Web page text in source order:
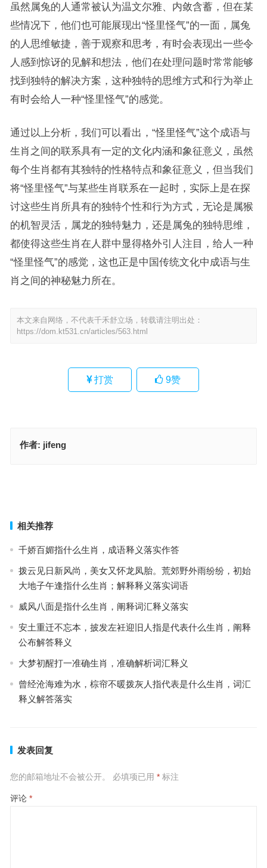
虽然属兔的人通常被认为温文尔雅、内敛含蓄，但在某
些情况下，他们也可能展现出“怪里怪气”的一面，属兔
的人思维敏捷，善于观察和思考，有时会表现出一些令
人感到惊讶的见解和想法，他们在处理问题时常常能够
找到独特的解决方案，这种独特的思维方式和行为举止
有时会给人一种“怪里怪气”的感觉。
通过以上分析，我们可以看出，“怪里怪气”这个成语与
生肖之间的联系具有一定的文化内涵和象征意义，虽然
每个生肖都有其独特的性格特点和象征意义，但当我们
将“怪里怪气”与某些生肖联系在一起时，实际上是在探
讨这些生肖所具有的独特个性和行为方式，无论是属猴
的机智灵活，属龙的独特魅力，还是属兔的独特思维，
都使得这些生肖在人群中显得格外引人注目，给人一种
“怪里怪气”的感觉，这也正是中国传统文化中成语与生
肖之间的神秘魅力所在。
本文来自网络，不代表千禾舒立场，转载请注明出处：
https://dom.kt531.cn/articles/563.html
打赏 9赞
作者: jifeng
相关推荐
千娇百媚指什么生肖，成语释义落实作答
拨云见日新风尚，美女又怀龙凤胎。荒郊野外雨纷纷，初始
大地子午逢指什么生肖；解释释义落实词语
威风八面是指什么生肖，阐释词汇释义落实
安土重迁不忘本，披发左衽迎旧人指是代表什么生肖，阐释
公布解答释义
大梦初醒打一准确生肖，准确解析词汇释义
曾经沧海难为水，棕帘不暖拨灰人指代表是什么生肖，词汇
释义解答落实
发表回复
您的邮箱地址不会被公开。 必填项已用 *标注
评论 *